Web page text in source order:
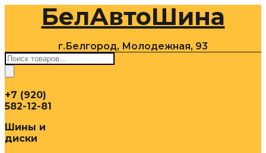
содержимомуБелАвтоШина
г.Белгород, Молодежная, 93
Поиск
товаров
+7 (920)
582-12-81
Шины и
диски